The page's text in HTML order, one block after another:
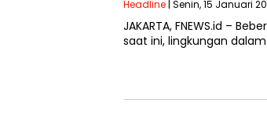
Headline | Senin, 15 Januari
JAKARTA, FNEWS.id –
saat ini, lingkungan